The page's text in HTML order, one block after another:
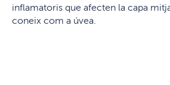
inflamatoris que afecten la capa
coneix com a úvea.